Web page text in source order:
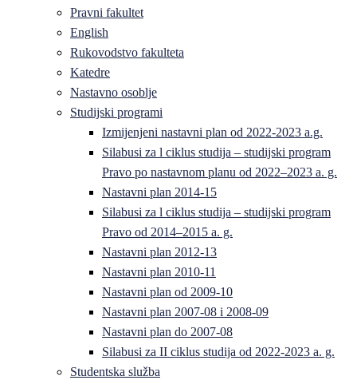
Pravni fakultet
English
Rukovodstvo fakulteta
Katedre
Nastavno osoblje
Studijski programi
Izmijenjeni nastavni plan od 2022-2023 a.g.
Silabusi za l ciklus studija – studijski program
Pravo po nastavnom planu od 2022–2023 a. g.
Nastavni plan 2014-15
Silabusi za l ciklus studija – studijski program
Pravo od 2014–2015 a. g.
Nastavni plan 2012-13
Nastavni plan 2010-11
Nastavni plan od 2009-10
Nastavni plan 2007-08 i 2008-09
Nastavni plan do 2007-08
Silabusi za II ciklus studija od 2022-2023 a. g.
Studentska služba